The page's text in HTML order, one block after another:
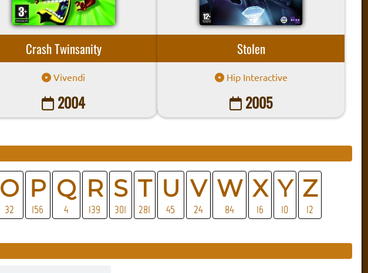
Crash Twinsanity
Vivendi
2004
Stolen
Hip Interactive
2005
O
32
P
156
Q
4
R
139
S
301
T
281
U
45
V
24
W
84
X
16
Y
10
Z
12